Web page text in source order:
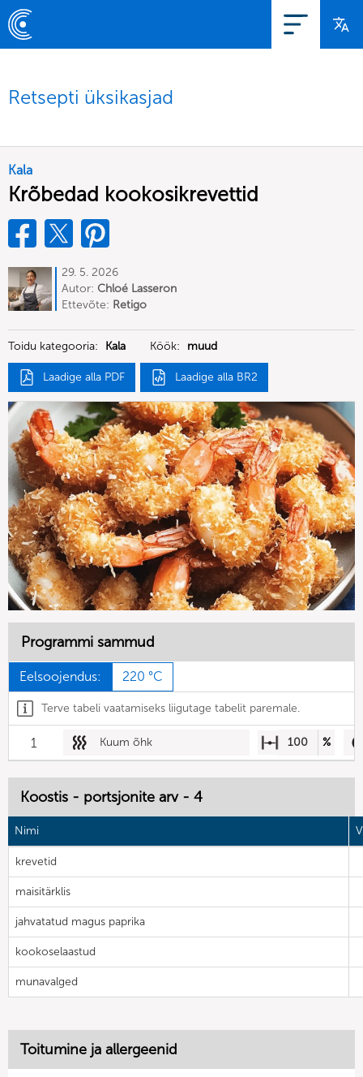
Retsepti üksikasjad
Kala
Krõbedad kookosikrevettid
29. 5. 2026
Autor: Chloé Lasseron
Ettevõte: Retigo
Toidu kategooria: Kala Köök: muud
Laadige alla PDF Laadige alla BR2
Programmi sammud
Eelsoojendus: 220 °C
Terve tabeli vaatamiseks liigutage tabelit paremale.
1 Kuum õhk 100 %
Koostis - portsjonite arv - 4
Nimi
krevetid
maisitärklis
jahvatatud magus paprika
kookoselaastud
munavalged
Toitumine ja allergeenid